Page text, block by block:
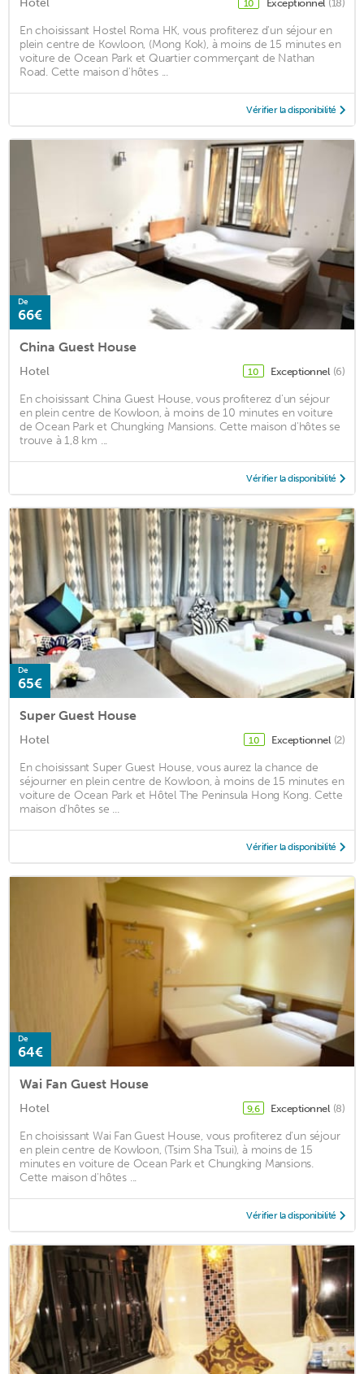
10 Exceptionnel (18)
En choisissant Hostel Roma HK, vous profiterez d'un séjour en
plein centre de Kowloon, (Mong Kok), à moins de 15 minutes en
voiture de Ocean Park et Quartier commerçant de Nathan
Road. Cette maison d'hôtes ...
Vérifier la disponibilité
De
66€
China Guest House
Hotel 10 Exceptionnel (6)
En choisissant China Guest House, vous profiterez d'un séjour
en plein centre de Kowloon, à moins de 10 minutes en voiture
de Ocean Park et Chungking Mansions. Cette maison d'hôtes se
trouve à 1,8 km ...
Vérifier la disponibilité
De
65€
Super Guest House
Hotel 10 Exceptionnel (2)
En choisissant Super Guest House, vous aurez la chance de
séjourner en plein centre de Kowloon, à moins de 15 minutes en
voiture de Ocean Park et Hôtel The Peninsula Hong Kong. Cette
maison d'hôtes se ...
Vérifier la disponibilité
De
64€
Wai Fan Guest House
Hotel 9,6 Exceptionnel (8)
En choisissant Wai Fan Guest House, vous profiterez d'un séjour
en plein centre de Kowloon, (Tsim Sha Tsui), à moins de 15
minutes en voiture de Ocean Park et Chungking Mansions.
Cette maison d'hôtes ...
Vérifier la disponibilité